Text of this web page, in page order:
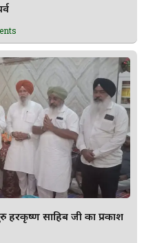
हरकृष्ण साहिब जी का प्रकाश